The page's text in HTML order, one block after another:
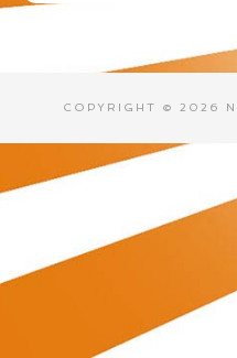
COPYRIGHT © 2026